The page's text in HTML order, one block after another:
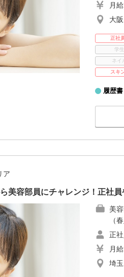
月
大
正社
学
ネイ
スキ
履歴
ア
美容部員にチャレンジ！正社
美
（
正
月
埼